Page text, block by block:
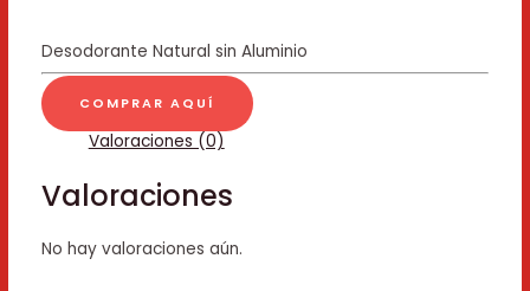
Desodorante Natural sin Aluminio
COMPRAR AQUÍ
Valoraciones (0)
Valoraciones
No hay valoraciones aún.